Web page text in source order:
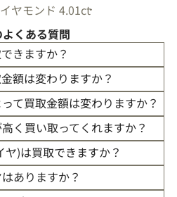
ヤモンド 4.01ct
くある質問
きますか？
額は変わりますか？
て買取金額は変わりますか？
く買い取ってくれますか？
)は買取できますか？
ありますか？